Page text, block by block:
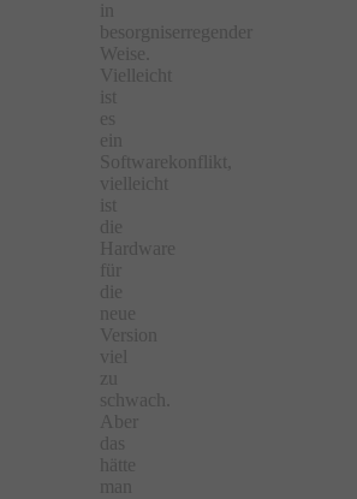
besorgniserregender
Weise.
Vielleicht
ist
es
ein
Softwarekonflikt,
vielleicht
ist
die
Hardware
für
die
neue
Version
viel
zu
schwach.
Aber
das
hätte
man